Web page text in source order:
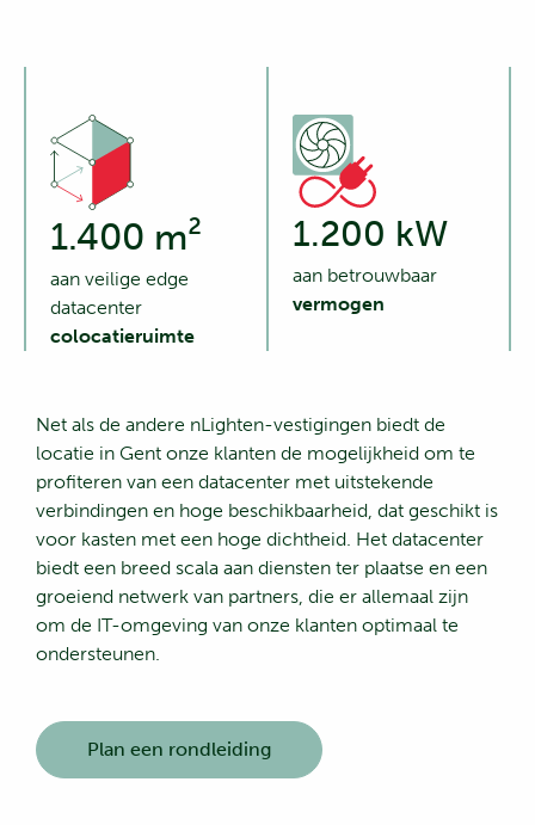
1.400 m²
aan veilige edge
datacenter
colocatieruimte
1.200 kW
aan betrouwbaar
vermogen
Net als de andere nLighten-vestigingen biedt de
locatie in Gent onze klanten de mogelijkheid om te
profiteren van een datacenter met uitstekende
verbindingen en hoge beschikbaarheid, dat geschikt is
voor kasten met een hoge dichtheid. Het datacenter
biedt een breed scala aan diensten ter plaatse en een
groeiend netwerk van partners, die er allemaal zijn
om de IT-omgeving van onze klanten optimaal te
ondersteunen.
Plan een rondleiding